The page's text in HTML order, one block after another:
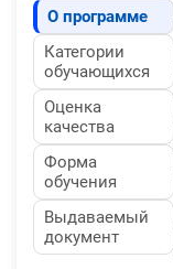
О программе
Категории
обучающихся
Оценка
качества
Форма
обучения
Выдаваемый
документ